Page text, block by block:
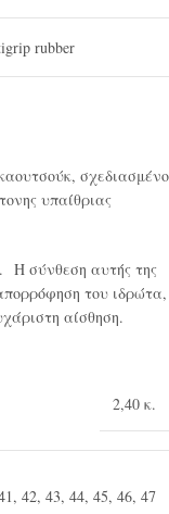
rubber
σχεδιασμένο
υπαίθριας
Η σύνθεση αυτής της
του ιδρώτα,
αίσθηση.
2,40 κ.
, 42, 43, 44, 45, 46, 47